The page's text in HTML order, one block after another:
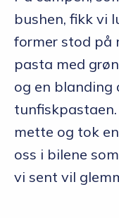
bushen, fikk vi
former stod på
pasta med
og en blanding
mette og tok
oss i bilene
vi sent vil